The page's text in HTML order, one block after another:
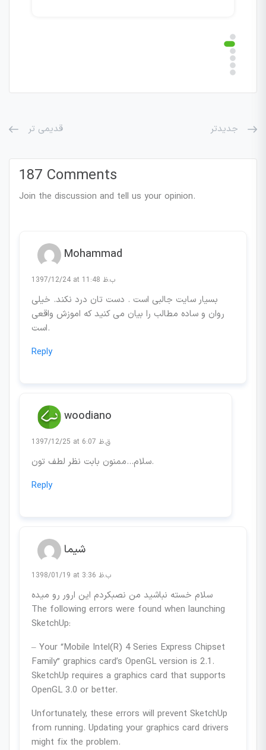
قدیمی تر جدیدتر
187 Comments
Join the discussion and tell us your opinion.
Mohammad
1397/12/24 at 11:48 ب.ظ
بسیار سایت جالبی است . دست تان درد نکند. خیلی
روان و ساده مطالب را بیان می کنید که اموزش واقعی
است.
Reply
woodiano
1397/12/25 at 6:07 ق.ظ
سلام…ممنون بابت نظر لطف تون.
Reply
شیما
1398/01/19 at 3:36 ب.ظ
سلام خسته نباشید من نصبکردم این ارور رو میده
The following errors were found when launching
SketchUp:
– Your “Mobile Intel(R) 4 Series Express Chipset
Family” graphics card’s OpenGL version is 2.1.
SketchUp requires a graphics card that supports
OpenGL 3.0 or better.
Unfortunately, these errors will prevent SketchUp
from running. Updating your graphics card drivers
might fix the problem.